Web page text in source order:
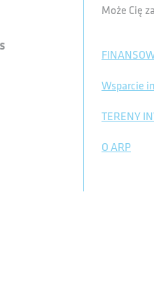
Może Cię
Wsparcie
TERENY
O ARP